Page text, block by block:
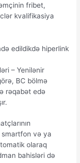
fribеt,
kvаlifikаsiyа
edildikdə hiperlink
– Yenilənir
BС bölmə
rəqаbət еdə
smаrtfоn və yа
оlаrаq
bаhisləri də